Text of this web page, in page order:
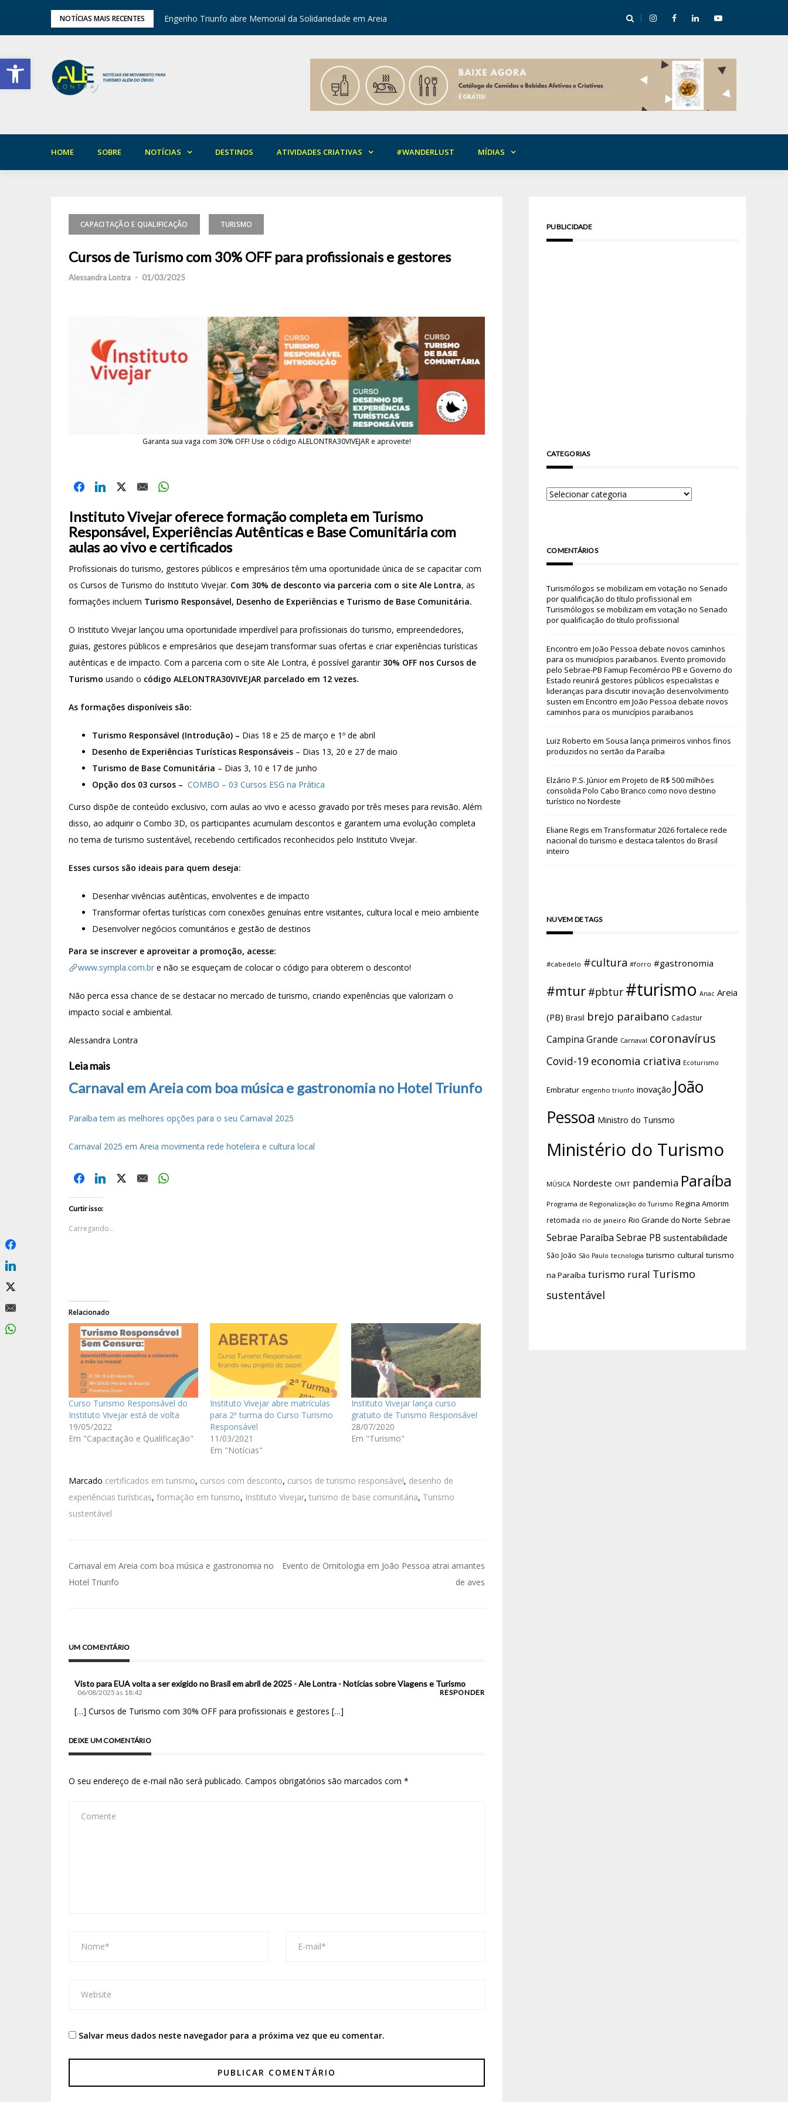
Barra de Ferramentas Aberta
NOTÍCIAS MAIS RECENTES
de Inverno das Serras Engenho Triunfo abre Memorial da Solidariedade em Areia Mirian Rocha abre mentoria de storytelling com 10 vagas
HOME SOBRE NOTÍCIAS DESTINOS ATIVIDADES CRIATIVAS #WANDERLUST MÍDIAS
CAPACITAÇÃO E QUALIFICAÇÃO TURISMO
Cursos de Turismo com 30% OFF para profissionais e gestores
Alessandra Lontra - 01/03/2025
Garanta sua vaga com 30% OFF! Use o código ALELONTRA30VIVEJAR e aproveite!
Instituto Vivejar oferece formação completa em Turismo
Responsável, Experiências Autênticas e Base Comunitária com
aulas ao vivo e certificados
Profissionais do turismo, gestores públicos e empresários têm uma oportunidade única de se capacitar com
os Cursos de Turismo do Instituto Vivejar. Com 30% de desconto via parceria com o site Ale Lontra, as
formações incluem Turismo Responsável, Desenho de Experiências e Turismo de Base Comunitária.
O Instituto Vivejar lançou uma oportunidade imperdível para profissionais do turismo, empreendedores,
guias, gestores públicos e empresários que desejam transformar suas ofertas e criar experiências turísticas
autênticas e de impacto. Com a parceria com o site Ale Lontra, é possível garantir30% OFF nos Cursos de
Turismo usando o código ALELONTRA30VIVEJAR parcelado em 12 vezes.
As formações disponíveis são:
Turismo Responsável (Introdução) – Dias 18 e 25 de março e 1º de abril
Desenho de Experiências Turísticas Responsáveis – Dias 13, 20 e 27 de maio
Turismo de Base Comunitária – Dias 3, 10 e 17 de junho
Opção dos 03 cursos – COMBO – 03 Cursos ESG na Prática
Curso dispõe de conteúdo exclusivo, com aulas ao vivo e acesso gravado por três meses para revisão. Além
disso, ao adquirir o Combo 3D, os participantes acumulam descontos e garantem uma evolução completa
no tema de turismo sustentável, recebendo certificados reconhecidos pelo Instituto Vivejar.
Esses cursos são ideais para quem deseja:
Desenhar vivências autênticas, envolventes e de impacto
Transformar ofertas turísticas com conexões genuínas entre visitantes, cultura local e meio ambiente
Desenvolver negócios comunitários e gestão de destinos
Para se inscrever e aproveitar a promoção, acesse:
www.sympla.com.bre não se esqueçam de colocar o código para obterem o desconto!
Não perca essa chance de se destacar no mercado de turismo, criando experiências que valorizam o
impacto social e ambiental.
Alessandra Lontra
Leia mais
Carnaval em Areia com boa música e gastronomia no Hotel Triunfo
Paraíba tem as melhores opções para o seu Carnaval 2025
Carnaval 2025 em Areia movimenta rede hoteleira e cultura local
Curtir isso:
Carregando...
Relacionado
Curso Turismo Responsável do
Instituto Vivejar está de volta
19/05/2022
Em "Capacitação e Qualificação"
Instituto Vivejar abre matrículas
para 2ª turma do Curso Turismo
Responsável
11/03/2021
Em "Notícias"
Instituto Vivejar lança curso
gratuito de Turismo Responsável
28/07/2020
Em "Turismo"
Marcado certificados em turismo, cursos com desconto, cursos de turismo responsável, desenho de
experiências turísticas, formação em turismo, Instituto Vivejar, turismo de base comunitária, Turismo
sustentável
Carnaval em Areia com boa música e gastronomia no
Hotel Triunfo
Evento de Ornitologia em João Pessoa atrai amantes
de aves
UM COMENTÁRIO
Visto para EUA volta a ser exigido no Brasil em abril de 2025 - Ale Lontra - Notícias sobre Viagens e Turismo
06/08/2025 às 18:42 RESPONDER
[…] Cursos de Turismo com 30% OFF para profissionais e gestores […]
DEIXE UM COMENTÁRIO
O seu endereço de e-mail não será publicado. Campos obrigatórios são marcados com *
Salvar meus dados neste navegador para a próxima vez que eu comentar.
PUBLICIDADE
CATEGORIAS
COMENTÁRIOS
Turismólogos se mobilizam em votação no Senado
por qualificação do título profissional em
Turismólogos se mobilizam em votação no Senado
por qualificação do título profissional
Encontro em João Pessoa debate novos caminhos
para os municípios paraibanos. Evento promovido
pelo Sebrae-PB Famup Fecomércio PB e Governo do
Estado reunirá gestores públicos especialistas e
lideranças para discutir inovação desenvolvimento
susten em Encontro em João Pessoa debate novos
caminhos para os municípios paraibanos
Luiz Roberto em Sousa lança primeiros vinhos finos
produzidos no sertão da Paraíba
Elzário P.S. Júniorem Projeto de R$ 500 milhões
consolida Polo Cabo Branco como novo destino
turístico no Nordeste
Eliane Regis em Transformatur 2026 fortalece rede
nacional do turismo e destaca talentos do Brasil
inteiro
NUVEM DE TAGS
#cabedelo #cultura #forro #gastronomia
#mtur #pbtur #turismo Anac Areia
(PB) Brasil brejo paraibano Cadastur
Campina Grande Carnaval coronavírus
Covid-19 economia criativa Ecoturismo
Embratur engenho triunfo inovação João
Pessoa Ministro do Turismo
Ministério do Turismo
MÚSICA Nordeste OMT pandemia Paraíba
Programa de Regionalização do Turismo Regina Amorim
retomada rio de janeiro Rio Grande do Norte Sebrae
Sebrae Paraíba Sebrae PB sustentabilidade
São João São Paulo tecnologia turismo cultural turismo
na Paraíba turismo rural Turismo
sustentável